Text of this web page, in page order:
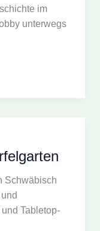
im
unterwegs
Schwäbisch
Tabletop-